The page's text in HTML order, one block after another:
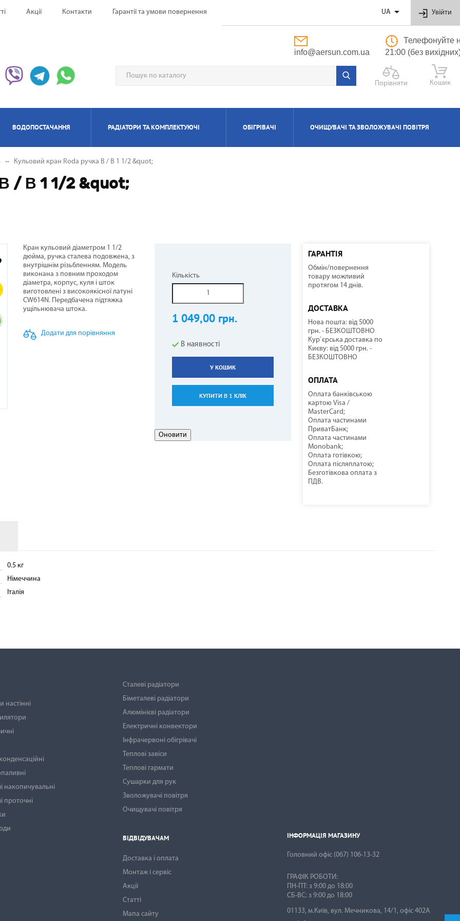
Акції Контакти Гарантії та умови повернення UA  Увійти
info@aersun.com.ua
Телефонуйте
21:00 (без
Порівняти Кошик
СПЛІТ-СИСТЕМА
НАПОЛЬНО-СТЕЛЬОВІ КОМПРЕСОРНО-КОНДЕНСАТОРНІ БЛОКИ
НАПОЛЬНІ
ЕЛЕКТРИЧНІ
ЖАРОТРУБНІ СОНЯЧНІ КОЛЕКТОРИ
ВОДОПОСТАЧАННЯ
ПРОТОЧНІ
ДО БОЙЛЕРІВ -
ВОДОНАГРІВАЧІВ
КУЛЕРИ ДЛЯ ВОДИ
РАДІАТОРИ ТА КОМПЛЕКТУЮЧІ
БІМЕТАЛЕВІ
ОБІГРІВАЧІ
ОБІГРІВАЧІ UFO
ЗАВІСИ ТЕПЛОВІ ГАРМАТИ
ОЧИЩУВАЧІ ТА ЗВОЛОЖУВАЧІ ПОВІТРЯ
ПОВІТРЯ
Кульовий кран Roda ручка В / В 1 1/2 &quot;
/ В 1 1/2 &quot;
Кран кульовий діаметром 1 1/2
дюйма, ручка сталева подовжена, з
внутрішнім різьбленням. Модель
виконана з повним проходом
діаметра, корпус, куля і шток
виготовлені з високоякісної латуні
CW614N. Передбачена підтяжка
ущільнювача штока.
Додати для порівняння
Кількість
1 049,00 грн.
В наявності
У КОШИК
КУПИТИ В 1 КЛІК
ГАРАНТІЯ
Обмін/повернення
товару можливий
протягом 14 днів.
ДОСТАВКА
Нова пошта: від 5000
грн. - БЕЗКОШТОВНО
Кур`єрська доставка по
Києву: від 5000 грн. -
БЕЗКОШТОВНО
ОПЛАТА
Оплата банківською
картою Visa /
MasterCard;
Оплата частинами
ПриватБанк;
Оплата частинами
Monobank;
Оплата готівкою;
Оплата післяплатою;
Безготівкова оплата з
ПДВ.
0.5 кг
Німеччина
Італія
настінні
накопичувальні
проточні
Сталеві радіатори
Біметалеві радіатори
Алюмінієві радіатори
Електричні конвектори
Інфрачервоні обігрівачі
Теплові завіси
Теплові гармати
Сушарки для рук
Зволожувачі повітря
Очищувачі повітря
ВІДВІДУВАЧАМ
Доставка і оплата
Монтаж і сервіс
Акції
Статті
Мапа сайту
ІНФОРМАЦІЯ МАГАЗИНУ
Головний офіс (067) 106-13-32
ГРАФІК РОБОТИ:
ПН-ПТ: з 9:00 до 18:00
СБ-ВС: з 9:00 до 18:00
01133, м.Київ, вул. Мечникова, 14/1, офіс 402А
ІНФОРМАЦІЯ МАГАЗИНУ